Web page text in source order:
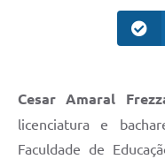
Cesar Amaral
licenciatura e
Faculdade de